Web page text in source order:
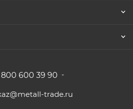
600 39 90
trade.ru